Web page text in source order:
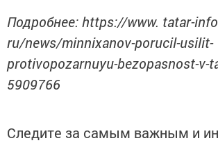
Подробнее: https://www. tatar-
ru/news/minnixanov-porucil-usilit-
protivopozarnuyu-bezopasnost-v-
5909766
Следите за самым важным и